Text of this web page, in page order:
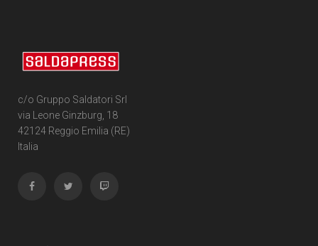
c/o Gruppo Saldatori Srl
via Leone Ginzburg, 18
42124 Reggio Emilia (RE)
Italia